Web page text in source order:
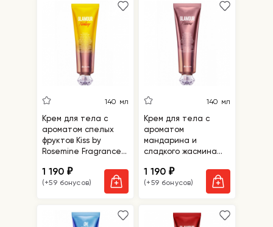
140 мл
Крем для тела с
ароматом спелых
фруктов Kiss by
Rosemine Fragrance
Fantasy
1 190₽
(+59 бонусов)
140 мл
Крем для тела с
ароматом
мандарина и
сладкого жасмина
Fragrance Cream-
Glamour Precious
1 190₽
(+59 бонусов)